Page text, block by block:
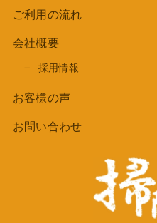
ご利用の流れ
会社概要
採用情報
お客様の声
お問い合わせ